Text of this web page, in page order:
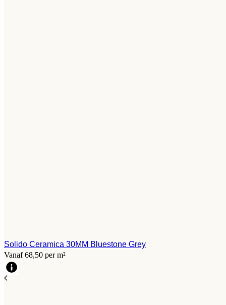
Solido Ceramica 30MM Bluestone Grey
Vanaf 68,50 per m²